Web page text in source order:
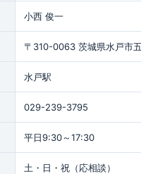
小西 俊一
〒310-0063 茨城県水戸市
水戸駅
029-239-3795
平日9:30～17:30
土・日・祝（応相談）